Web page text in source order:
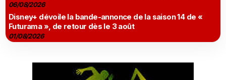
06/08/2026
Disney+ dévoile la bande-annonce de la saison 14 de «
Futurama », de retour dès le 3 août
01/08/2026